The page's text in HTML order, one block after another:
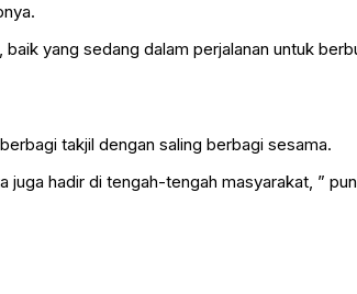
yang sedang dalam perjalanan untuk
takjil dengan saling berbagi sesama.
hadir di tengah-tengah masyarakat, ”